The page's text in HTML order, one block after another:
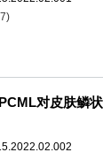
)
对皮肤鳞